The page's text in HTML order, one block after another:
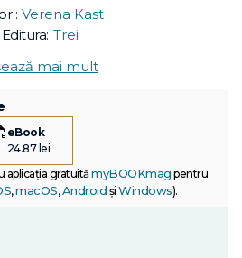
: Verena Kast
Editura: Trei
mai mult
eBook
24.87 lei
aplicația gratuitămyBOOKmag pentru
,macOS,Android și Windows).